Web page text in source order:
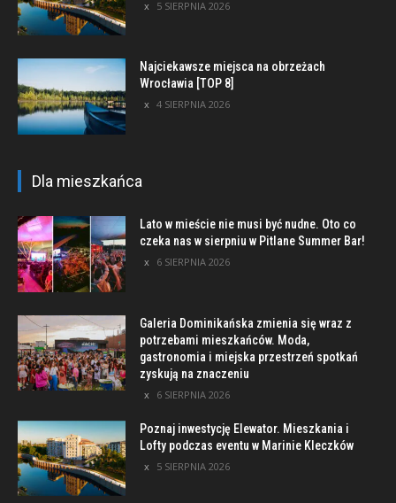
5 SIERPNIA 2026
Najciekawsze miejsca na obrzeżach
Wrocławia [TOP 8]
4 SIERPNIA 2026
Dla mieszkańca
Lato w mieście nie musi być nudne. Oto co
czeka nas w sierpniu w Pitlane Summer Bar!
6 SIERPNIA 2026
Galeria Dominikańska zmienia się wraz z
potrzebami mieszkańców. Moda,
gastronomia i miejska przestrzeń spotkań
zyskują na znaczeniu
6 SIERPNIA 2026
Poznaj inwestycję Elewator. Mieszkania i
Lofty podczas eventu w Marinie Kleczków
5 SIERPNIA 2026